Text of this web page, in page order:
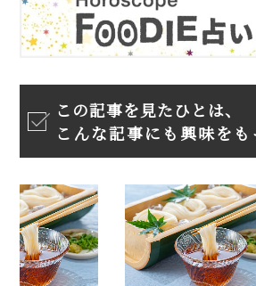
この記事を見たひとは、
こんな記事にも興味をも